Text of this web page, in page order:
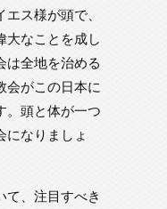
ス様が頭で、
大なことを成し
は全地を治める
会がこの日本に
。頭と体が一つ
になりましょ
て、注目すべき